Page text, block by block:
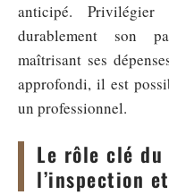
anticipé. Privilégier
durablement son
maîtrisant ses
approfondi, il est
un professionnel.
Le rôle clé
l’inspection